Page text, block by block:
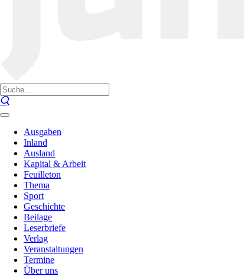
Ausgaben
Inland
Ausland
Kapital & Arbeit
Feuilleton
Thema
Sport
Geschichte
Beilage
Leserbriefe
Verlag
Veranstaltungen
Termine
Über uns